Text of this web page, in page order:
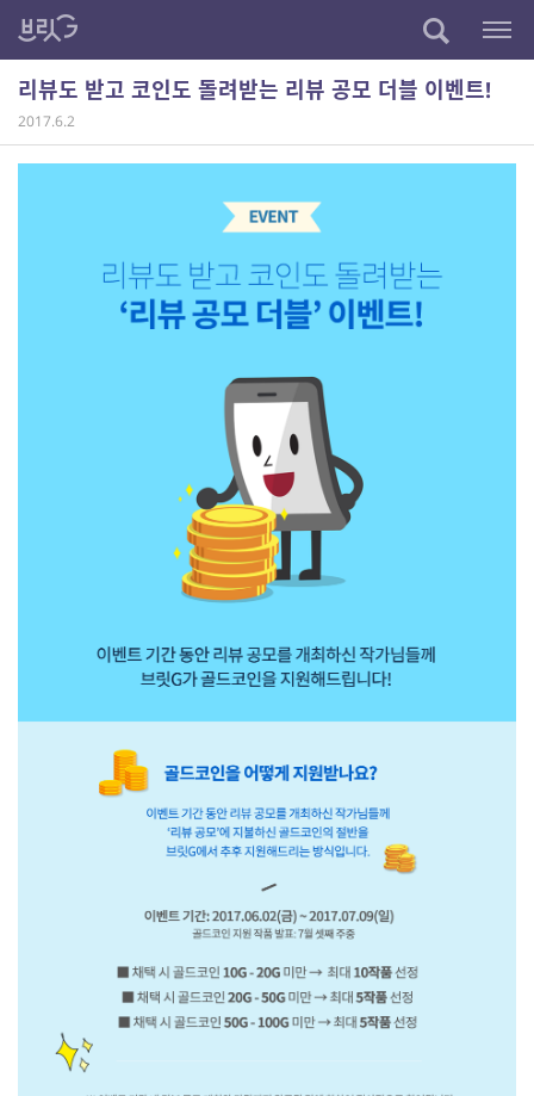
리뷰도 받고 코인도 돌려받는 리뷰 공모 더블 이벤트!
2017.6.2